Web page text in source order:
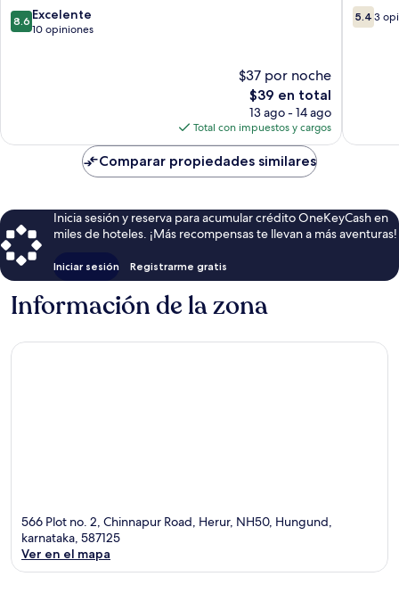
8.6
de
8.6 Excelente
10 opiniones
$37 por noche
El
precio
actual
es
de
$39
$39 en total
13 ago - 14 ago
Total con impuestos y cargos
5.4
de
5.4 3
Comparar propiedades similares
Inicia sesión y reserva para acumular crédito OneKeyCash en
miles de hoteles. ¡Más recompensas te llevan a más aventuras!
Iniciar sesión Registrarme gratis
Información de la zona
566 Plot no. 2, Chinnapur Road, Herur, NH50, Hungund,
karnataka, 587125
Ver en el mapa